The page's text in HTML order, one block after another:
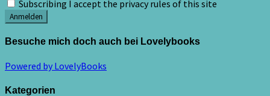
Subscribing I accept the privacy rules of this site
Besuche mich doch auch bei Lovelybooks
Powered by LovelyBooks
Kategorien